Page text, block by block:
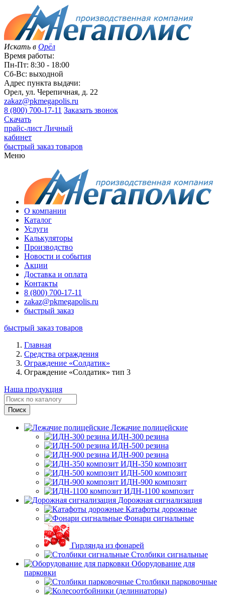
Искать в Орёл
Время работы:
Пн-Пт: 8:30 - 18:00
Сб-Вс: выходной
Адрес пункта выдачи:
Орел, ул. Черепичная, д. 22
zakaz@pkmegapolis.ru
8 (800) 700-17-11 Заказать звонок
Скачать
прайс-лист Личный
кабинет
быстрый заказ товаров
Меню
О компании
Каталог
Услуги
Калькуляторы
Производство
Новости и события
Акции
Доставка и оплата
Контакты
8 (800) 700-17-11
zakaz@pkmegapolis.ru
быстрый заказ
быстрый заказ товаров
Главная
Средства ограждения
Ограждение «Солдатик»
Ограждение «Солдатик» тип 3
Наша продукция
Лежачие полицейские
ИДН-300 резина
ИДН-500 резина
ИДН-900 резина
ИДН-350 композит
ИДН-500 композит
ИДН-900 композит
ИДН-1100 композит
Дорожная сигнализация
Катафоты дорожные
Фонари сигнальные
Гирлянда из фонарей
Столбики сигнальные
Оборудование для
парковки
Столбики парковочные